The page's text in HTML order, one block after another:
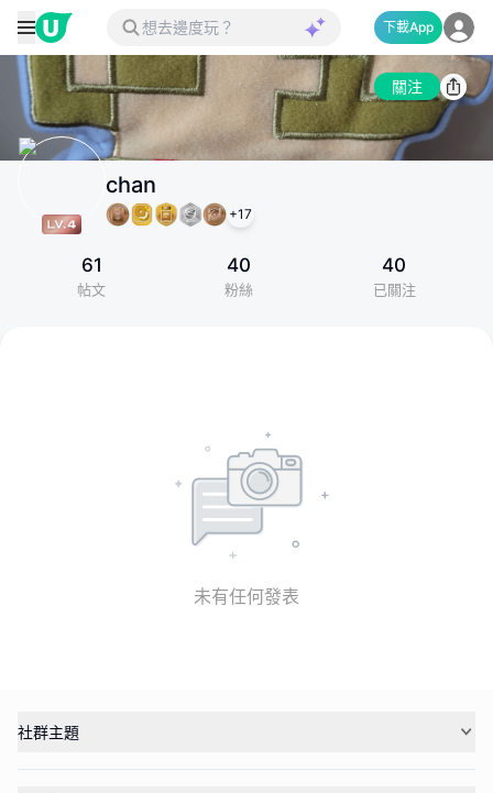
下載App
關注
chan
+17
61
帖文
40
粉絲
40
已關注
未有任何發表
社群主題